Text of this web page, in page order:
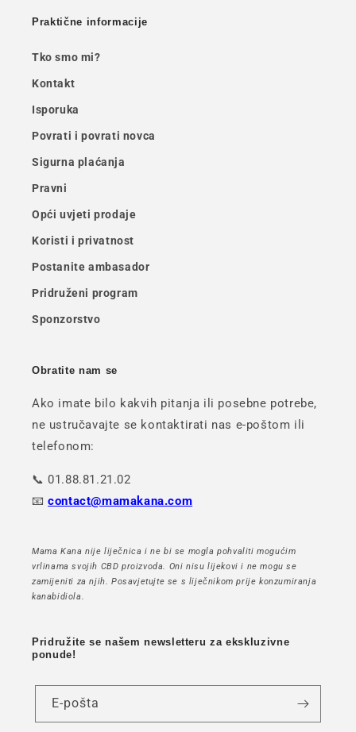
Praktične informacije
Tko smo mi?
Kontakt
Isporuka
Povrati i povrati novca
Sigurna plaćanja
Pravni
Opći uvjeti prodaje
Koristi i privatnost
Postanite ambasador
Pridruženi program
Sponzorstvo
Obratite nam se
Ako imate bilo kakvih pitanja ili posebne potrebe,
ne ustručavajte se kontaktirati nas e-poštom ili
telefonom:
📞 01.88.81.21.02
📧contact@mamakana.com
Mama Kana nije liječnica i ne bi se mogla pohvaliti mogućim
vrlinama svojih CBD proizvoda. Oni nisu lijekovi i ne mogu se
zamijeniti za njih. Posavjetujte se s liječnikom prije konzumiranja
kanabidiola.
Pridružite se našem newsletteru za ekskluzivne
ponude!
E-pošta